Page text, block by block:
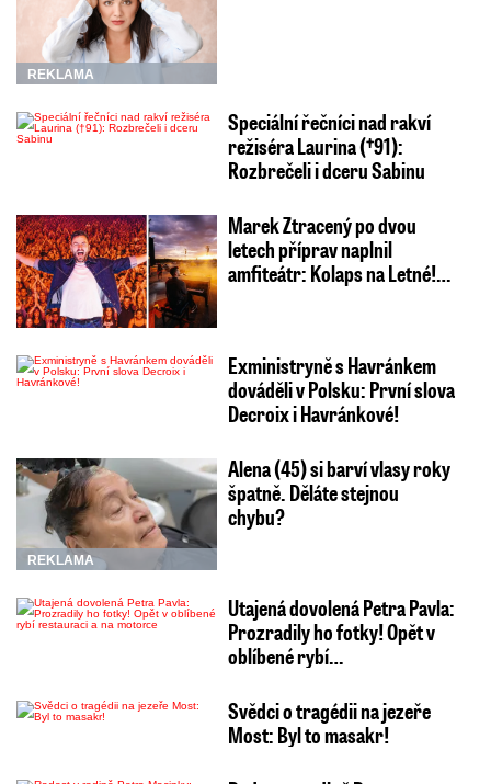
REKLAMA
Speciální řečníci nad rakví
režiséra Laurina (†91):
Rozbrečeli i dceru Sabinu
Marek Ztracený po dvou
letech příprav naplnil
amfiteátr: Kolaps na Letné!…
Exministryně s Havránkem
dováděli v Polsku: První slova
Decroix i Havránkové!
REKLAMA
Alena (45) si barví vlasy roky
špatně. Děláte stejnou
chybu?
Utajená dovolená Petra Pavla:
Prozradily ho fotky! Opět v
oblíbené rybí…
Svědci o tragédii na jezeře
Most: Byl to masakr!